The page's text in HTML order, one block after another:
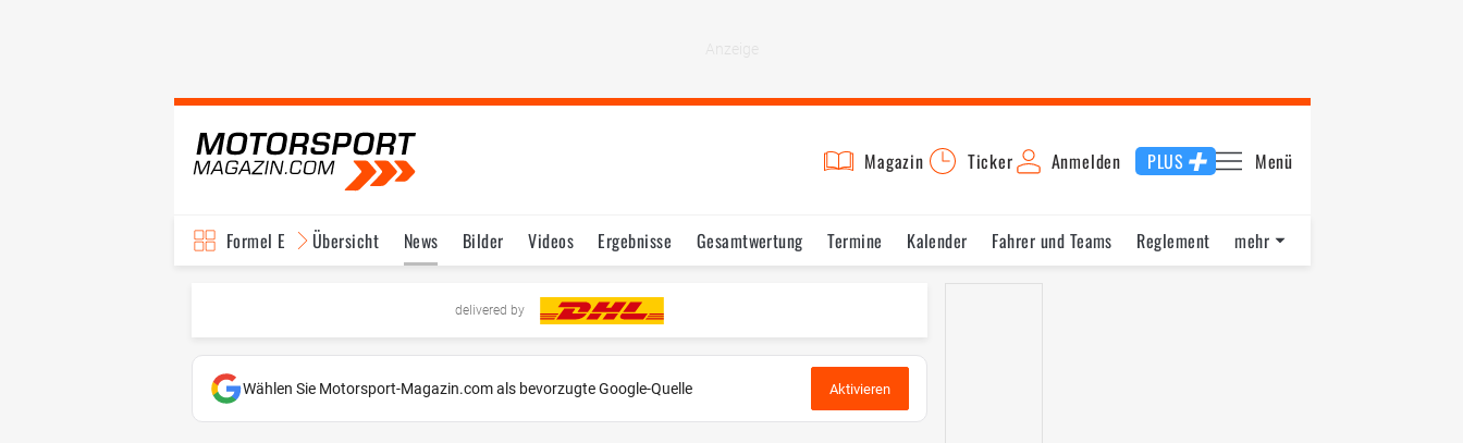
Magazin Ticker Anmelden PLUS Menü
Formel E Übersicht News Bilder Videos Ergebnisse Gesamtwertung Termine Kalender Fahrer und Teams
Reglement
mehr
delivered by
Wählen Sie Motorsport-Magazin.com als bevorzugte Google-Quelle Aktivieren